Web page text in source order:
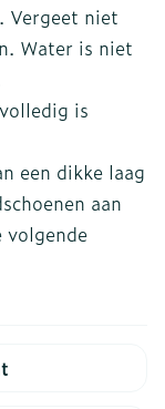
Vergeet niet
Water is niet
is
een dikke laag
aan
volgende